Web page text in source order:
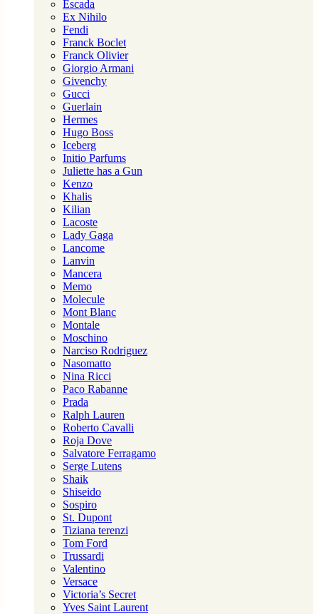
Escada
Ex Nihilo
Fendi
Franck Boclet
Franck Olivier
Giorgio Armani
Givenchy
Gucci
Guerlain
Hermes
Hugo Boss
Iceberg
Initio Parfums
Juliette has a Gun
Kenzo
Khalis
Kilian
Lacoste
Lady Gaga
Lancome
Lanvin
Mancera
Memo
Molecule
Mont Blanc
Montale
Moschino
Narciso Rodriguez
Nasomatto
Nina Ricci
Paco Rabanne
Prada
Ralph Lauren
Roberto Cavalli
Roja Dove
Salvatore Ferragamo
Serge Lutens
Shaik
Shiseido
Sospiro
St. Dupont
Tiziana terenzi
Tom Ford
Trussardi
Valentino
Versace
Victoria’s Secret
Yves Saint Laurent